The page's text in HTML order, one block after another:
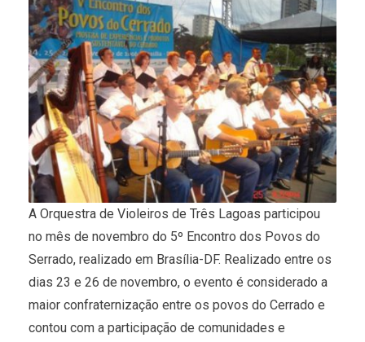
A Orquestra de Violeiros de Três Lagoas participou
no mês de novembro do 5º Encontro dos Povos do
Serrado, realizado em Brasília-DF. Realizado entre os
dias 23 e 26 de novembro, o evento é considerado a
maior confraternização entre os povos do Cerrado e
contou com a participação de comunidades e